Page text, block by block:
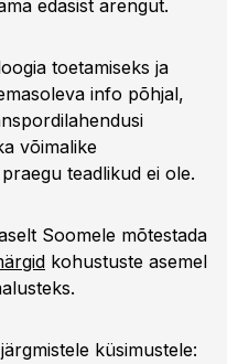
edasist arengut.
toetamiseks ja
info põhjal,
võimalike
teadlikud ei ole.
Soomele mõtestada
kohustuste asemel
küsimustele: